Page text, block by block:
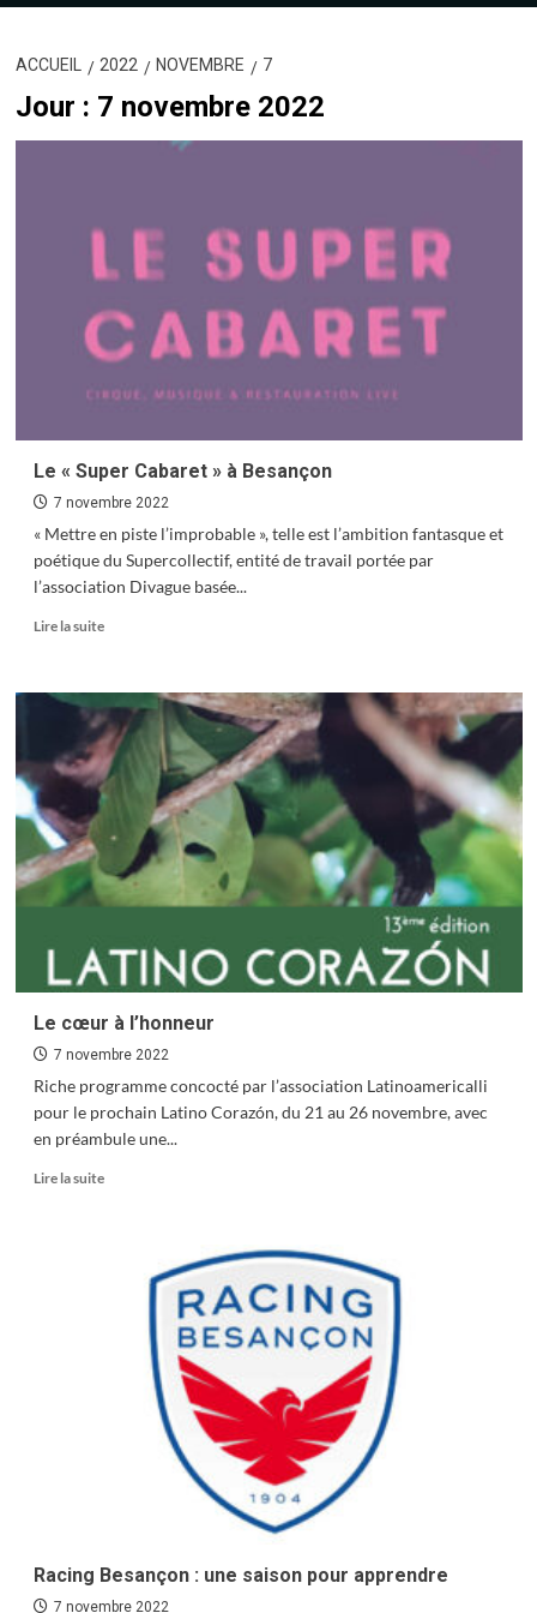
ACCUEIL 2022 NOVEMBRE 7
Jour : 7 novembre 2022
Le « Super Cabaret » à Besançon
7 novembre 2022
« Mettre en piste l’improbable », telle est l’ambition fantasque et
poétique du Supercollectif, entité de travail portée par
l’association Divague basée...
Lire la suiteEn
sur
Le
« Super
Cabaret »
à
Besançon
Le cœur à l’honneur
7 novembre 2022
Riche programme concocté par l’association Latinoamericalli
pour le prochain Latino Corazón, du 21 au 26 novembre, avec
en préambule une...
Lire la suiteEn
l’honneur
Racing Besançon : une saison pour apprendre
7 novembre 2022